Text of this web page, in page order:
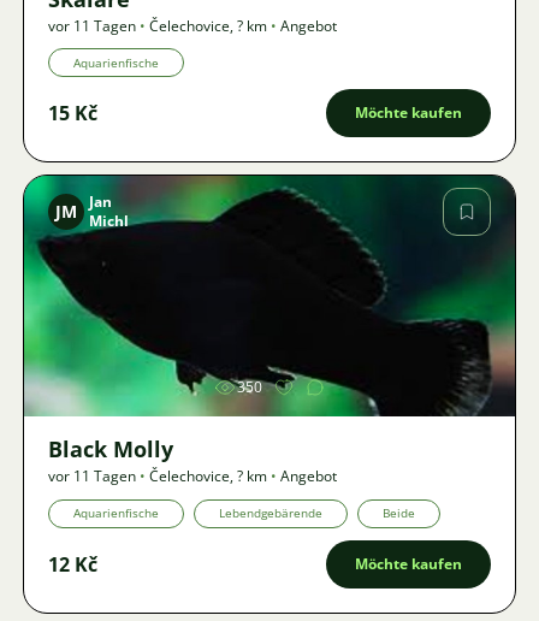
vor 11 Tagen • Čelechovice,? km • Angebot
Aquarienfische
15 Kč Möchte kaufen
JM
Jan
Michl
350
Black Molly
vor 11 Tagen • Čelechovice,? km • Angebot
Aquarienfische Lebendgebärende Beide
12 Kč Möchte kaufen